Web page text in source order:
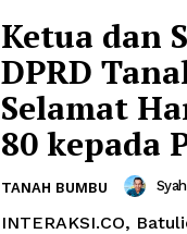
Ketua dan
DPRD
Selamat
80 kepada
TANAH BUMBU
INTERAKSI.CO,